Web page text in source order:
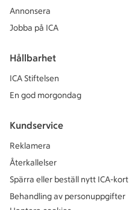
Annonsera
Jobba på ICA
Hållbarhet
ICA Stiftelsen
En god morgondag
Kundservice
Reklamera
Återkallelser
Spärra eller beställ nytt ICA-kort
Behandling av personuppgifter